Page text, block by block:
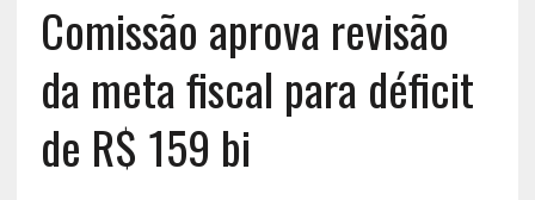
Comissão aprova revisão
da meta fiscal para déficit
de R$ 159 bi